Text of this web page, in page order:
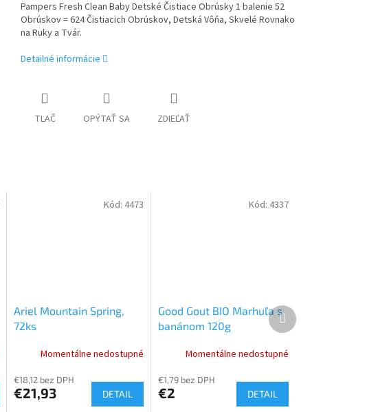
Pampers Fresh Clean Baby Detské Čistiace Obrúsky 1 balenie 52
Obrúskov = 624 Čistiacich Obrúskov, Detská Vôňa, Skvelé Rovnako
na Ruky a Tvár.
Detailné informácie
TLAČ OPÝTAŤ SA ZDIEĽAŤ
Ariel Mountain Spring,
72ks
Momentálne nedostupné
€18,12 bez DPH
€21,93 DETAIL
Kód: 4473
Good Gout BIO Marhuľa s
banánom 120g
Momentálne nedostupné
€1,79 bez DPH
€2 DETAIL
Kód: 4337
Ďalší
produkt